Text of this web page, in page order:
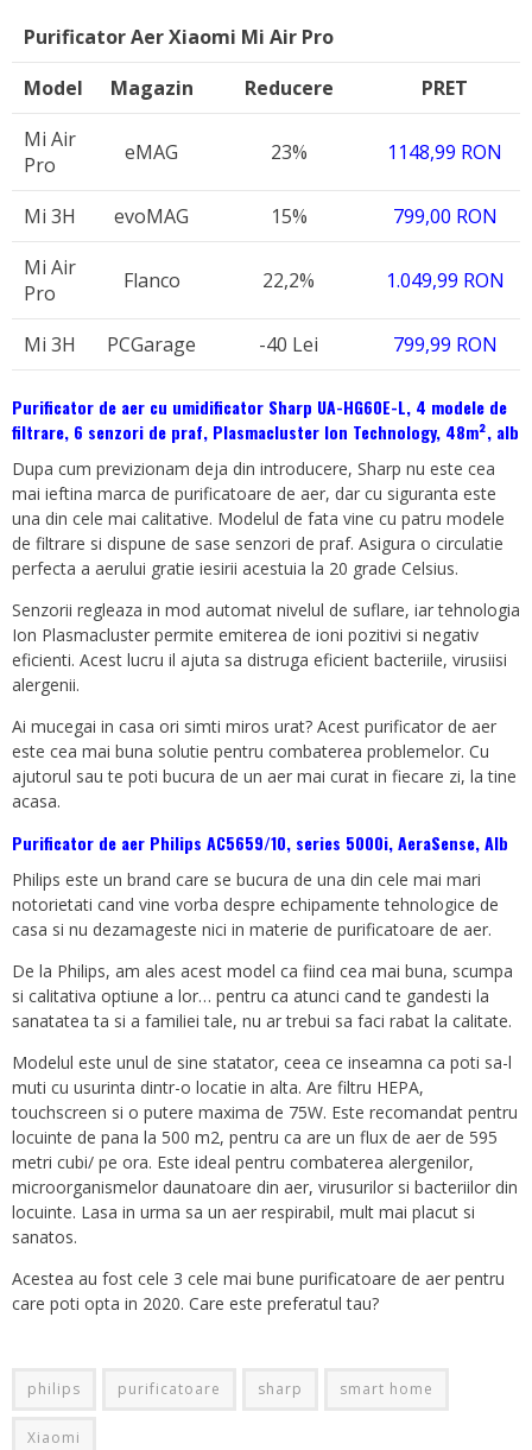
Purificator Aer Xiaomi Mi Air Pro
Model
Magazin Reducere
PRET
Mi Air
Pro
eMAG 23% 1148,99 RON
Mi 3H evoMAG 15%
799,00 RON
Mi Air
Pro
Flanco 22,2% 1.049,99 RON
Mi 3H PCGarage -40 Lei 799,99 RON
Purificator de aer cu umidificator Sharp UA-HG60E-L, 4 modele de
filtrare, 6 senzori de praf, Plasmacluster Ion Technology, 48m², alb
Dupa cum previzionam deja din introducere, Sharp nu este cea
mai ieftina marca de purificatoare de aer, dar cu siguranta este
una din cele mai calitative. Modelul de fata vine cu patru modele
de filtrare si dispune de sase senzori de praf. Asigura o circulatie
perfecta a aerului gratie iesirii acestuia la 20 grade Celsius.
Senzorii regleaza in mod automat nivelul de suflare, iar tehnologia
Ion Plasmacluster permite emiterea de ioni pozitivi si negativ
eficienti. Acest lucru il ajuta sa distruga eficient bacteriile, virusiisi
alergenii.
Ai mucegai in casa ori simti miros urat? Acest purificator de aer
este cea mai buna solutie pentru combaterea problemelor. Cu
ajutorul sau te poti bucura de un aer mai curat in fiecare zi, la tine
acasa.
Purificator de aer Philips AC5659/10, series 5000i, AeraSense, Alb
Philips este un brand care se bucura de una din cele mai mari
notorietati cand vine vorba despre echipamente tehnologice de
casa si nu dezamageste nici in materie de purificatoare de aer.
De la Philips, am ales acest model ca fiind cea mai buna, scumpa
si calitativa optiune a lor… pentru ca atunci cand te gandesti la
sanatatea ta si a familiei tale, nu ar trebui sa faci rabat la calitate.
Modelul este unul de sine statator, ceea ce inseamna ca poti sa-l
muti cu usurinta dintr-o locatie in alta. Are filtru HEPA,
touchscreen si o putere maxima de 75W. Este recomandat pentru
locuinte de pana la 500 m2, pentru ca are un flux de aer de 595
metri cubi/ pe ora. Este ideal pentru combaterea alergenilor,
microorganismelor daunatoare din aer, virusurilor si bacteriilor din
locuinte. Lasa in urma sa un aer respirabil, mult mai placut si
sanatos.
Acestea au fost cele 3 cele mai bune purificatoare de aer pentru
care poti opta in 2020. Care este preferatul tau?
philips purificatoare sharp smart home
Xiaomi